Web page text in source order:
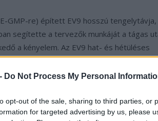
Do Not Process My Personal
opt-out of the sale, sharing to third parties, or
for targeted advertising by us, please
GMP-re) épített EV9 hosszú tengelytávja,
segítette a tervezők munkáját a tágas
a kényelem. Az EV9 hat- és hétüléses
a márka fejlesztői a
hogy a beltér valamennyi utas számára
támláját, így kényelmesen